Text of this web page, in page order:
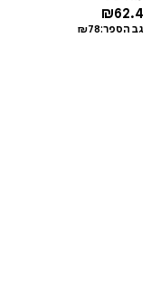
₪62.4
גב הספר: ₪78